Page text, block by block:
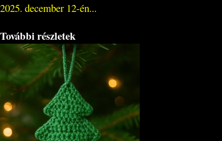
2025. december 12-én...
További részletek